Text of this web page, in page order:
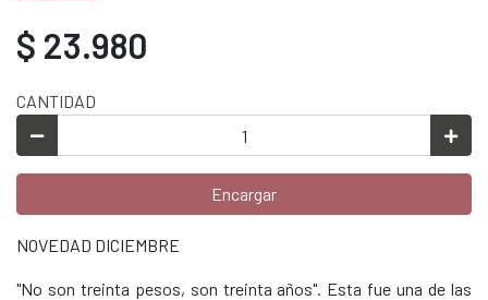
$ 23.980
CANTIDAD
Encargar
NOVEDAD DICIEMBRE
"No son treinta pesos, son treinta años". Esta fue una de las